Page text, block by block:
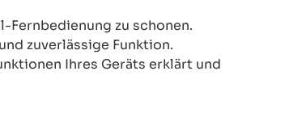
Fernbedienung zu schonen.
zuverlässige Funktion.
Ihres Geräts erklärt und